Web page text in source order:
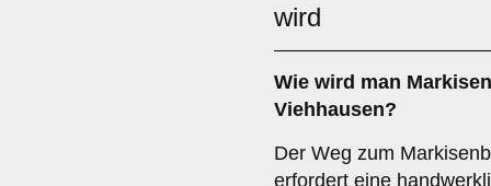
wird
Wie wird man
Viehhausen?
Der Weg zum
erfordert eine